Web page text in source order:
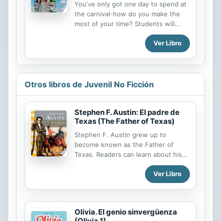
leveled text supports differentiation.
Keep students reading with this
fascinating Spanish book.
You've only got one day to spend at
the carnival-how do you make the
most of your time? Students will
learn how to measure time while
reading about a fun-filled day at a
carnival! This fiction Spanish book
uses real-world examples to teach
math concepts, and incorporates
nonfiction reading to increase
The challenging practice problems,
graphs, and sidebars provide many
opportunities for students to
practice their developing math skills,
and apply what they've learned to
their daily lives. Essential text
Ver Libro
Otros libros de Juvenil No Ficción
Stephen F. Austin: El padre de
Texas (The Father of Texas)
Stephen F. Austin grew up to
become known as the Father of
Texas. Readers can learn about his
interesting and incredible life in this
appealing biography that has been
translated into Spanish and
Texas history. Through vivid images
and illustrations, supportive text, an
Ver Libro
Olivia. El genio sinvergüenza